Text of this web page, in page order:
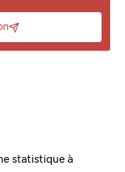
statistique à